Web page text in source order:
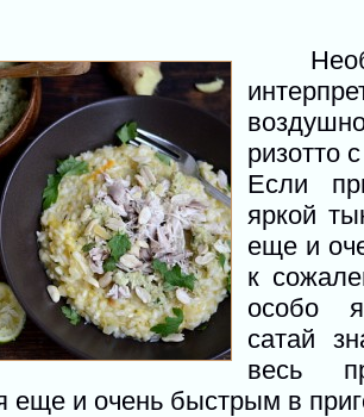
ризотто
Если
яркой
еще и
к
особо
сатай
весь
еще и очень быстрым в